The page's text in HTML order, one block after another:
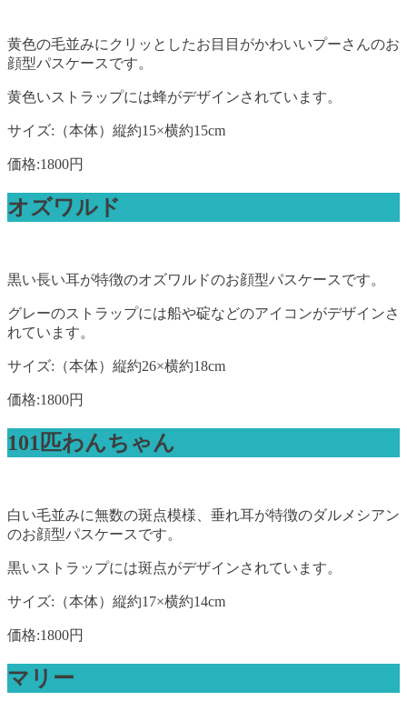
黄色の毛並みにクリッとしたお目目がかわいいプーさんのお
顔型パスケースです。
黄色いストラップには蜂がデザインされています。
サイズ:（本体）縦約15×横約15cm
価格:1800円
オズワルド
黒い長い耳が特徴のオズワルドのお顔型パスケースです。
グレーのストラップには船や碇などのアイコンがデザインさ
れています。
サイズ:（本体）縦約26×横約18cm
価格:1800円
101匹わんちゃん
白い毛並みに無数の斑点模様、垂れ耳が特徴のダルメシアン
のお顔型パスケースです。
黒いストラップには斑点がデザインされています。
サイズ:（本体）縦約17×横約14cm
価格:1800円
マリー